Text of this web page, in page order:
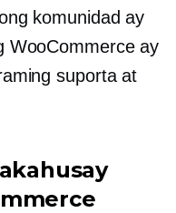
komunidad ay
WooCommerce ay
suporta at